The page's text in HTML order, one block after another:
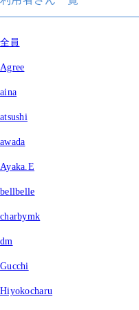
全員
Agree
aina
atsushi
awada
Ayaka.E
bellbelle
charbymk
dm
Gucchi
Hiyokocharu